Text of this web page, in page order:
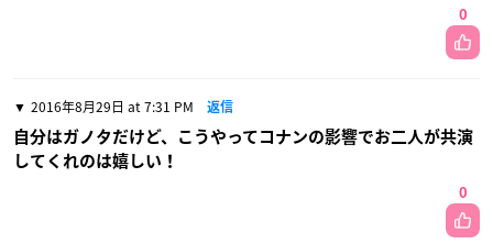
0
2016年8月29日 at 7:31 PM 返信
自分はガノタだけど、こうやってコナンの影響でお二人が共演
してくれのは嬉しい！
0